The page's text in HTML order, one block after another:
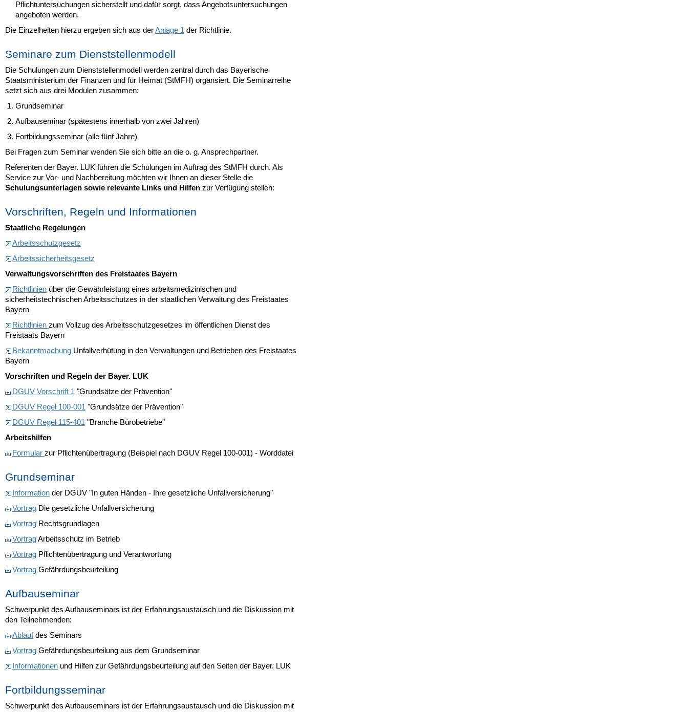
Pflichtuntersuchungen sicherstellt und dafür sorgt, dass Angebotsuntersuchungen
angeboten werden.
Die Einzelheiten hierzu ergeben sich aus derAnlage 1 der Richtlinie.
Seminare zum Dienststellenmodell
Die Schulungen zum Dienststellenmodell werden zentral durch das Bayerische
Staatsministerium der Finanzen und für Heimat (StMFH) organsiert. Die Seminarreihe
setzt sich aus drei Modulen zusammen:
Grundseminar
Aufbauseminar (spätestens innerhalb von zwei Jahren)
Fortbildungsseminar (alle fünf Jahre)
Bei Fragen zum Seminar wenden Sie sich bitte an die o. g. Ansprechpartner.
Referenten der Bayer. LUK führen die Schulungen im Auftrag des StMFH durch. Als
Service zur Vor- und Nachbereitung möchten wir Ihnen an dieser Stelle die
Schulungsunterlagen sowie relevante Links und Hilfen zur Verfügung stellen:
Vorschriften, Regeln und Informationen
Staatliche Regelungen
Arbeitsschutzgesetz
Arbeitssicherheitsgesetz
Verwaltungsvorschriften des Freistaates Bayern
Richtlinien über die Gewährleistung eines arbeitsmedizinischen und
sicherheitstechnischen Arbeitsschutzes in der staatlichen Verwaltung des Freistaates
Bayern
Richtlinien zum Vollzug des Arbeitsschutzgesetzes im öffentlichen Dienst des
Freistaats Bayern
Bekanntmachung Unfallverhütung in den Verwaltungen und Betrieben des Freistaates
Bayern
Vorschriften und Regeln der Bayer. LUK
DGUV Vorschrift 1 "Grundsätze der Prävention"
DGUV Regel 100-001 "Grundsätze der Prävention"
DGUV Regel 115-401 "Branche Bürobetriebe"
Arbeitshilfen
Formular zur Pflichtenübertragung (Beispiel nach DGUV Regel 100-001) - Worddatei
Grundseminar
Information der DGUV "In guten Händen - Ihre gesetzliche Unfallversicherung"
Vortrag Die gesetzliche Unfallversicherung
Vortrag Rechtsgrundlagen
VortragArbeitsschutz im Betrieb
Vortrag Pflichtenübertragung und Verantwortung
Vortrag Gefährdungsbeurteilung
Aufbauseminar
Schwerpunkt des Aufbauseminars ist der Erfahrungsaustausch und die Diskussion mit
den Teilnehmenden:
Ablaufdes Seminars
Vortrag Gefährdungsbeurteilung aus dem Grundseminar
Informationen und Hilfen zur Gefährdungsbeurteilung auf den Seiten der Bayer. LUK
Fortbildungsseminar
Schwerpunkt des Aufbauseminars ist der Erfahrungsaustausch und die Diskussion mit